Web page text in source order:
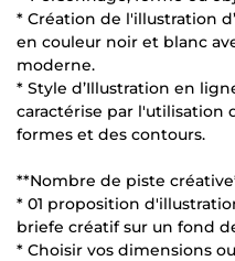
* Création de l'illustration
en couleur noir et blanc
moderne.
* Style d’Illustration en
caractérise par l'utilisation
formes et des contours.
**Nombre de piste
* 01 proposition
briefe créatif sur un fond
* Choisir vos dimensions